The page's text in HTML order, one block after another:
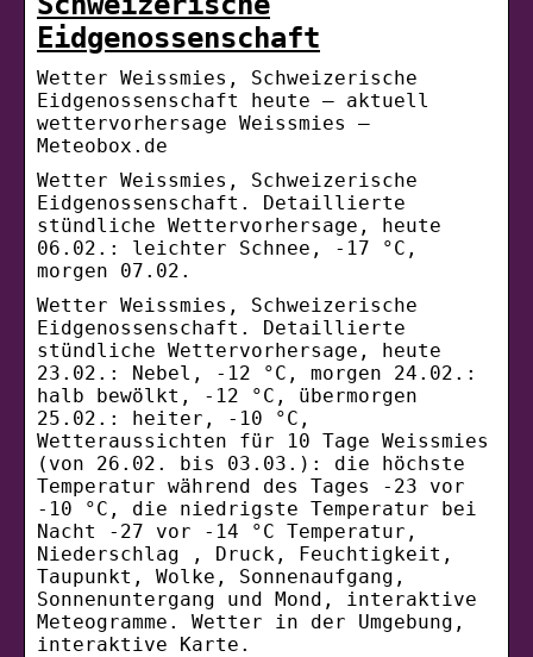
Eidgenossenschaft
Wetter Weissmies, Schweizerische
Eidgenossenschaft heute – aktuell
wettervorhersage Weissmies –
Meteobox.de
Wetter Weissmies, Schweizerische
Eidgenossenschaft. Detaillierte
stündliche Wettervorhersage, heute
06.02.: leichter Schnee, -17 °C,
morgen 07.02.
Wetter Weissmies, Schweizerische
Eidgenossenschaft. Detaillierte
stündliche Wettervorhersage, heute
23.02.: Nebel, -12 °C, morgen 24.02.:
halb bewölkt, -12 °C, übermorgen
25.02.: heiter, -10 °C,
Wetteraussichten für 10 Tage Weissmies
(von 26.02. bis 03.03.): die höchste
Temperatur während des Tages -23 vor
-10 °C, die niedrigste Temperatur bei
Nacht -27 vor -14 °C Temperatur,
Niederschlag , Druck, Feuchtigkeit,
Taupunkt, Wolke, Sonnenaufgang,
Sonnenuntergang und Mond, interaktive
Meteogramme. Wetter in der Umgebung,
interaktive Karte.